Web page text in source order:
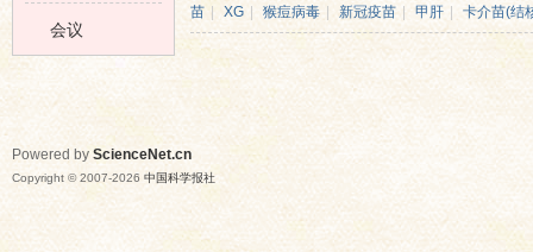
苗 | XG 猴痘病毒 新冠疫苗 甲肝 卡介苗(结
会议
Powered by ScienceNet.cn
Copyright © 2007-2026 中国科学报社